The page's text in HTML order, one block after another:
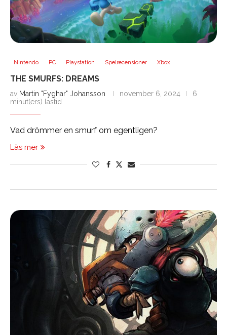
Nintendo PC Playstation Spelrecensioner Xbox
THE SMURFS: DREAMS
av Martin "Fyghar" Johansson november 6, 2024
6
minut(ers) lästid
Vad drömmer en smurf om egentligen?
Läs mer